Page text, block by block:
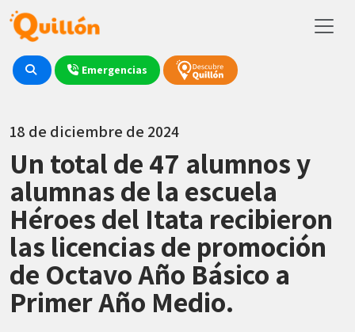
Emergencias
18 de diciembre de 2024
Un total de 47 alumnos y
alumnas de la escuela
Héroes del Itata recibieron
las licencias de promoción
de Octavo Año Básico a
Primer Año Medio.